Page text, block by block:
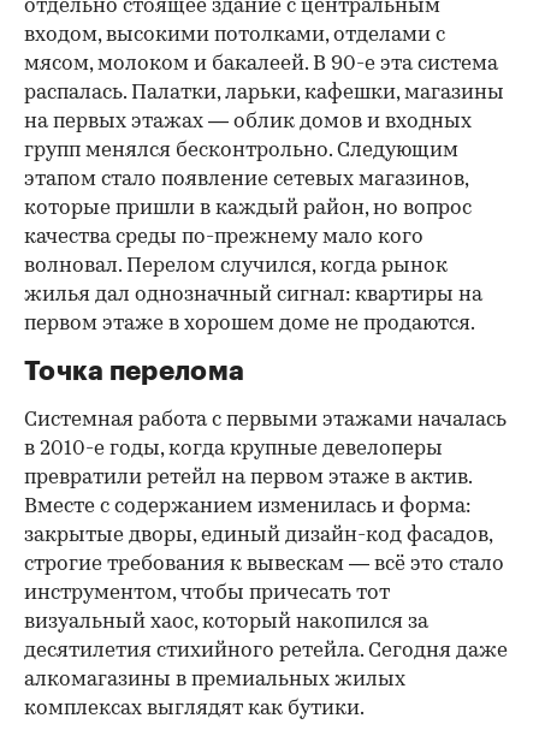
отдельно стоящее здание с центральным
входом, высокими потолками, отделами с
мясом, молоком и бакалеей. В 90-е эта система
распалась. Палатки, ларьки, кафешки, магазины
на первых этажах — облик домов и входных
групп менялся бесконтрольно. Следующим
этапом стало появление сетевых магазинов,
которые пришли в каждый район, но вопрос
качества среды по-прежнему мало кого
волновал. Перелом случился, когда рынок
жилья дал однозначный сигнал: квартиры на
первом этаже в хорошем доме не продаются.
Точка перелома
Системная работа с первыми этажами началась
в 2010-е годы, когда крупные девелоперы
превратили ретейл на первом этаже в актив.
Вместе с содержанием изменилась и форма:
закрытые дворы, единый дизайн-код фасадов,
строгие требования к вывескам — всё это стало
инструментом, чтобы причесать тот
визуальный хаос, который накопился за
десятилетия стихийного ретейла. Сегодня даже
алкомагазины в премиальных жилых
комплексах выглядят как бутики.